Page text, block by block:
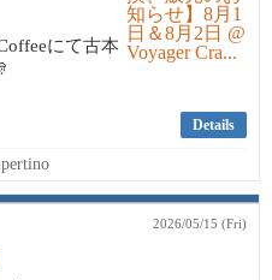
にて古本
Details
2026/05/15 (Fri)